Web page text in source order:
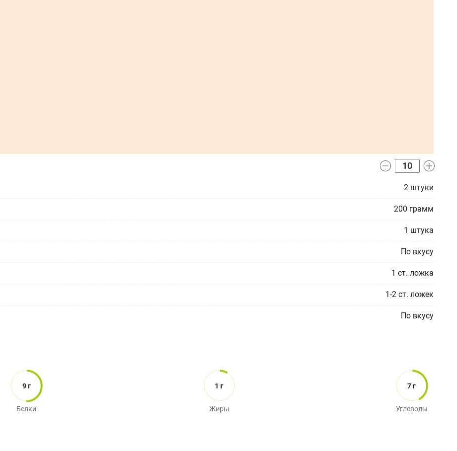
2 штуки
200 грамм
1 штука
По вкусу
1 ст. ложка
1-2 ст. ложек
По вкусу
9 г
Белки
1 г
Жиры
7 г
Углеводы